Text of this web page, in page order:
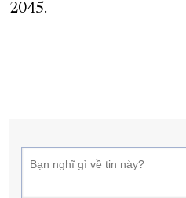
2045.